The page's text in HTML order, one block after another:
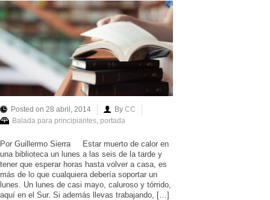
Posted on 28 abril, 2014 By CC
Balada para principiantes portada
Por Guillermo Sierra Estar muerto de calor en
una biblioteca un lunes a las seis de la tarde y
tener que esperar horas hasta volver a casa, es
más de lo que cualquiera debería soportar un
lunes. Un lunes de casi mayo, caluroso y tórrido,
aquí en el Sur. Si además llevas trabajando, […]